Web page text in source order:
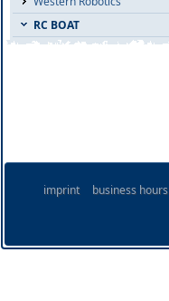
RC BOAT
imprint business hours